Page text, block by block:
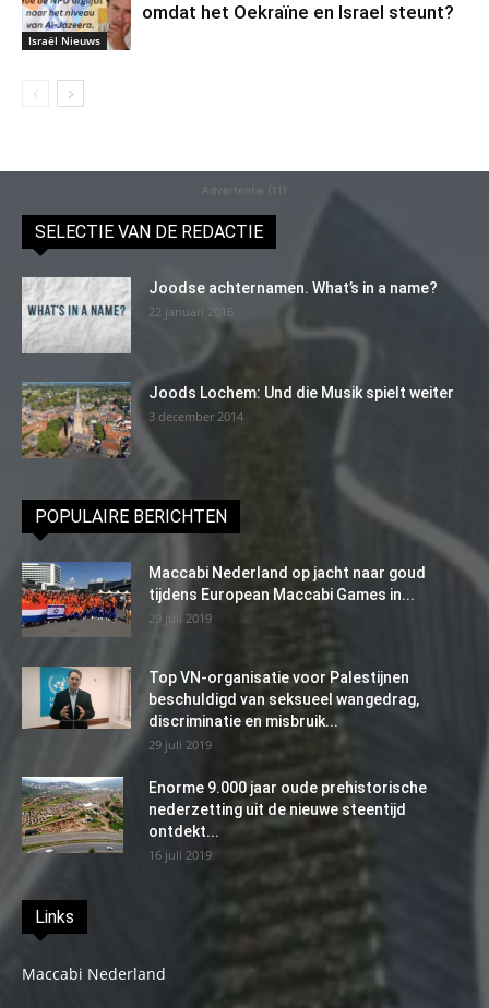
Israël Nieuws
omdat het Oekraïne en Israel steunt?
Advertentie (11)
SELECTIE VAN DE REDACTIE
Joodse achternamen. What’s in a name?
22 januari 2016
Joods Lochem: Und die Musik spielt weiter
3 december 2014
POPULAIRE BERICHTEN
Maccabi Nederland op jacht naar goud
tijdens European Maccabi Games in...
29 juli 2019
Top VN-organisatie voor Palestijnen
beschuldigd van seksueel wangedrag,
discriminatie en misbruik...
29 juli 2019
Enorme 9.000 jaar oude prehistorische
nederzetting uit de nieuwe steentijd
ontdekt...
16 juli 2019
Links
Maccabi Nederland